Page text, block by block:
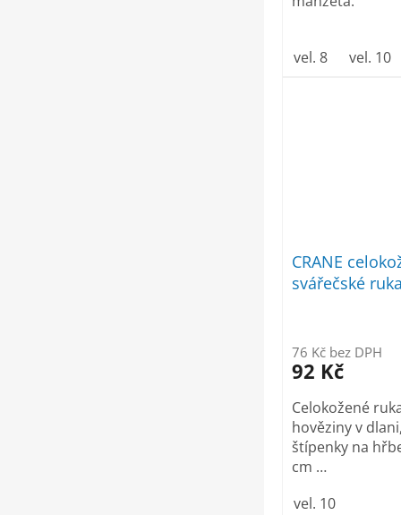
vel. 8 vel. 10
CRANE
svářečské
76 Kč bez DPH
92 Kč
Celokožené
hověziny v
štípenky na
cm …
vel. 10